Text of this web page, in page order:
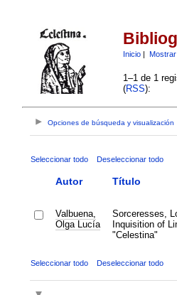
Inicio|
1–1 de 1
(RSS):
Opciones de búsqueda y visualización
Seleccionar todo Deseleccionar todo
Autor Título
Valbuena,
Olga Lucía
Sorceresses,
Inquisition of
"Celestina"
Seleccionar todo Deseleccionar todo